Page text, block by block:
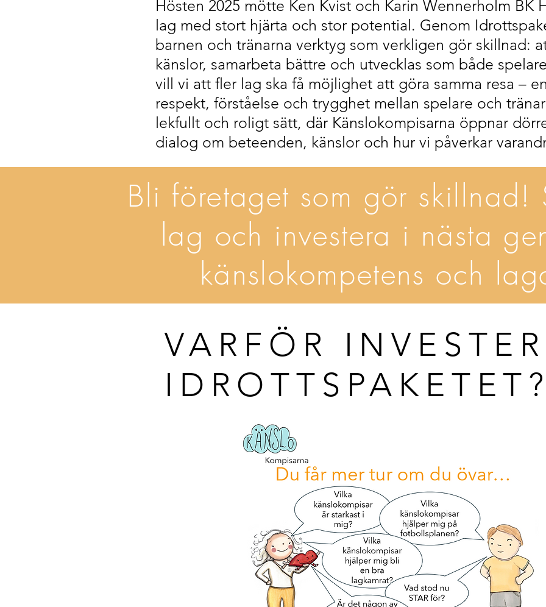
Hösten 2025 mötte Ken Kvist och Karin Wennerholm BK
lag med stort hjärta och stor potential. Genom
barnen och tränarna verktyg som verkligen gör skillnad:
känslor, samarbeta bättre och utvecklas som både
vill vi att fler lag ska få möjlighet att göra samma resa –
respekt, förståelse och trygghet mellan spelare och
lekfullt och roligt sätt, där Känslokompisarna öppnar
dialog om beteenden, känslor och hur vi påverkar
Bli företaget som gör skillnad!
lag och investera i nästa
känslokompetens och
VARFÖR